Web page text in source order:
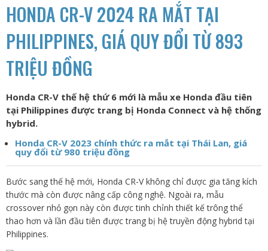
HONDA CR-V 2024 RA MẮT TẠI
PHILIPPINES, GIÁ QUY ĐỔI TỪ 893
TRIỆU ĐỒNG
Honda CR-V thế hệ thứ 6 mới là mẫu xe Honda đầu tiên
tại Philippines được trang bị Honda Connect và hệ thống
hybrid.
Honda CR-V 2023 chính thức ra mắt tại Thái Lan, giá
quy đổi từ 980 triệu đồng
Bước sang thế hệ mới, Honda CR-V không chỉ được gia tăng kích
thước mà còn được nâng cấp công nghệ. Ngoài ra, mẫu
crossover nhỏ gọn này còn được tinh chỉnh thiết kế trông thể
thao hơn và lần đầu tiên được trang bị hệ truyền động hybrid tại
Philippines.